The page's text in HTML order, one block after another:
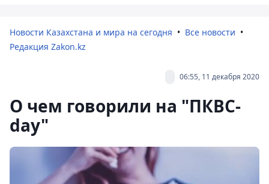
Новости Казахстана и мира на сегодня
Все новости
Редакция Zakon.kz
06:55, 11 декабря 2020
О чем говорили на "ПКВС-
day"